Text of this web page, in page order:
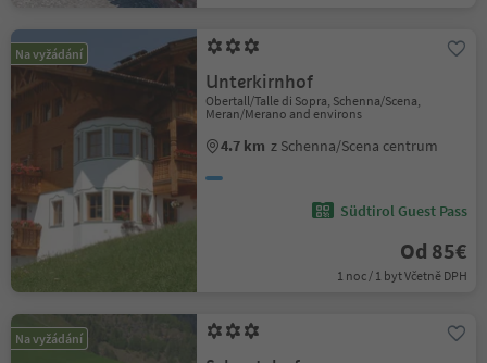
Na vyžádání
Unterkirnhof
Obertall/Talle di Sopra, Schenna/Scena,
Meran/Merano and environs
4.7 km z Schenna/Scena centrum
Südtirol Guest Pass
Od 85€
1 noc / 1 byt Včetně DPH
Na vyžádání